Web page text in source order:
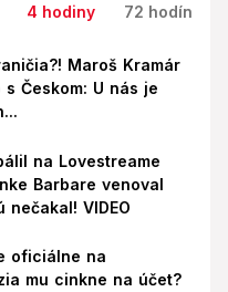
4 hodiny 72 hodín
Maroš Kramár
Českom: U nás je
na Lovestreame
Barbare venoval
VIDEO
oficiálne na
mu cinkne na účet?